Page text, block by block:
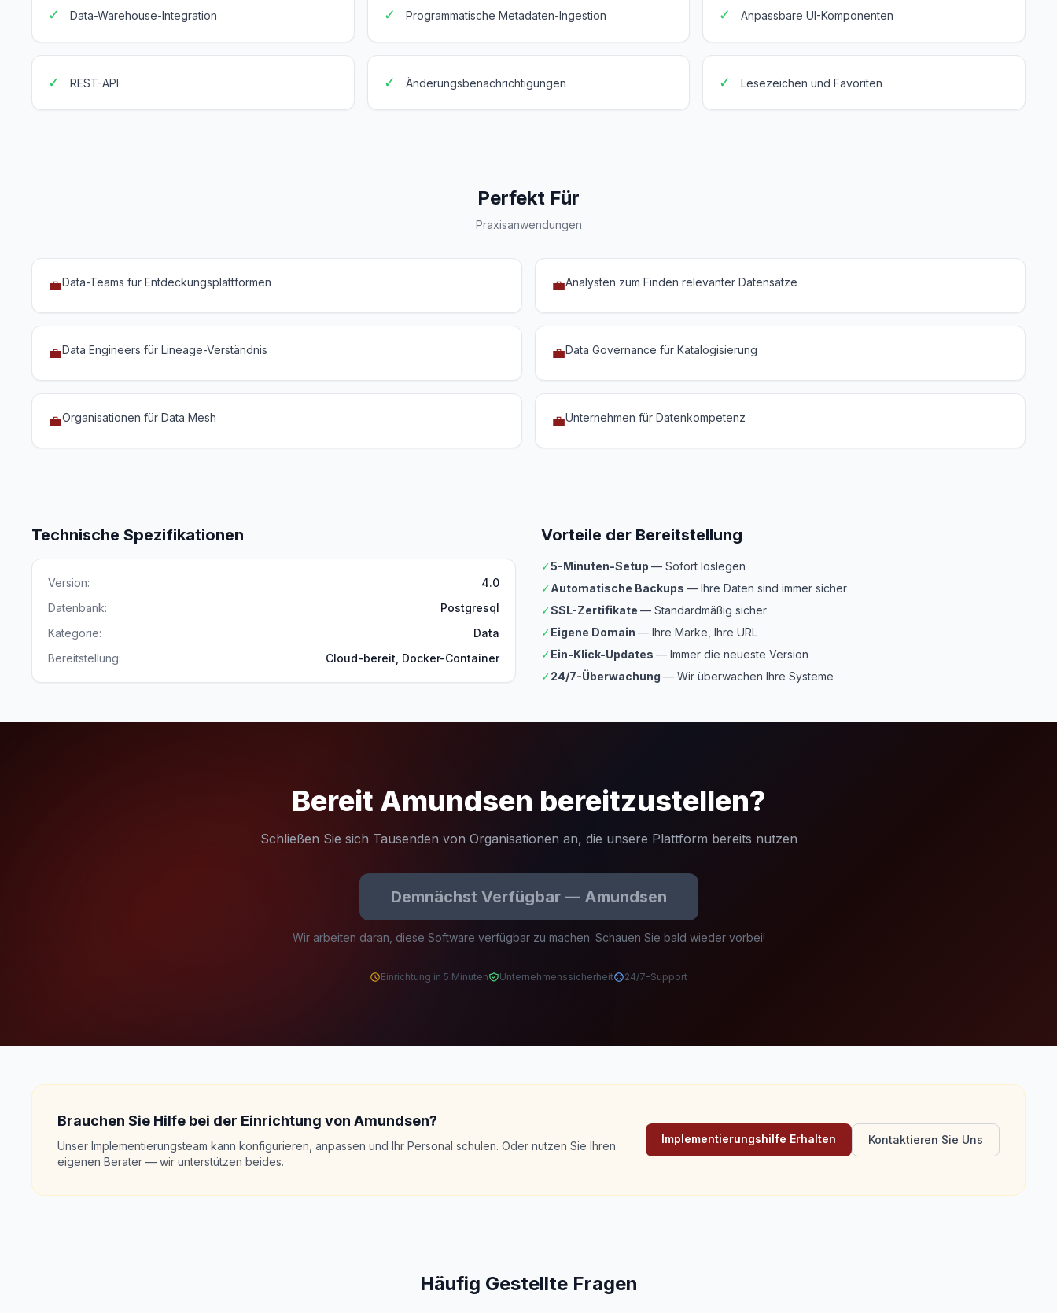
✓ Data-Warehouse-Integration ✓ Programmatische Metadaten-Ingestion ✓ Anpassbare UI-Komponenten
✓ REST-API ✓ Änderungsbenachrichtigungen ✓ Lesezeichen und Favoriten
Perfekt Für
Praxisanwendungen
💼Data-Teams für Entdeckungsplattformen 💼Analysten zum Finden relevanter Datensätze
💼Data Engineers für Lineage-Verständnis 💼Data Governance für Katalogisierung
💼Organisationen für Data Mesh 💼Unternehmen für Datenkompetenz
Technische Spezifikationen
Version:
4.0
Datenbank:
Postgresql
Kategorie:
Data
Bereitstellung:
Cloud-bereit, Docker-Container
Vorteile der Bereitstellung
✓5-Minuten-Setup — Sofort loslegen
✓Automatische Backups — Ihre Daten sind immer sicher
✓SSL-Zertifikate — Standardmäßig sicher
✓Eigene Domain — Ihre Marke, Ihre URL
✓Ein-Klick-Updates — Immer die neueste Version
✓24/7-Überwachung — Wir überwachen Ihre Systeme
Bereit Amundsen bereitzustellen?
Schließen Sie sich Tausenden von Organisationen an, die unsere Plattform bereits nutzen
Demnächst Verfügbar — Amundsen
Wir arbeiten daran, diese Software verfügbar zu machen. Schauen Sie bald wieder vorbei!
Einrichtung in 5 Minuten Unternehmenssicherheit 24/7-Support
Brauchen Sie Hilfe bei der Einrichtung von Amundsen?
Unser Implementierungsteam kann konfigurieren, anpassen und Ihr Personal schulen. Oder nutzen Sie Ihren
eigenen Berater — wir unterstützen beides.
Implementierungshilfe Erhalten Kontaktieren Sie Uns
Häufig Gestellte Fragen